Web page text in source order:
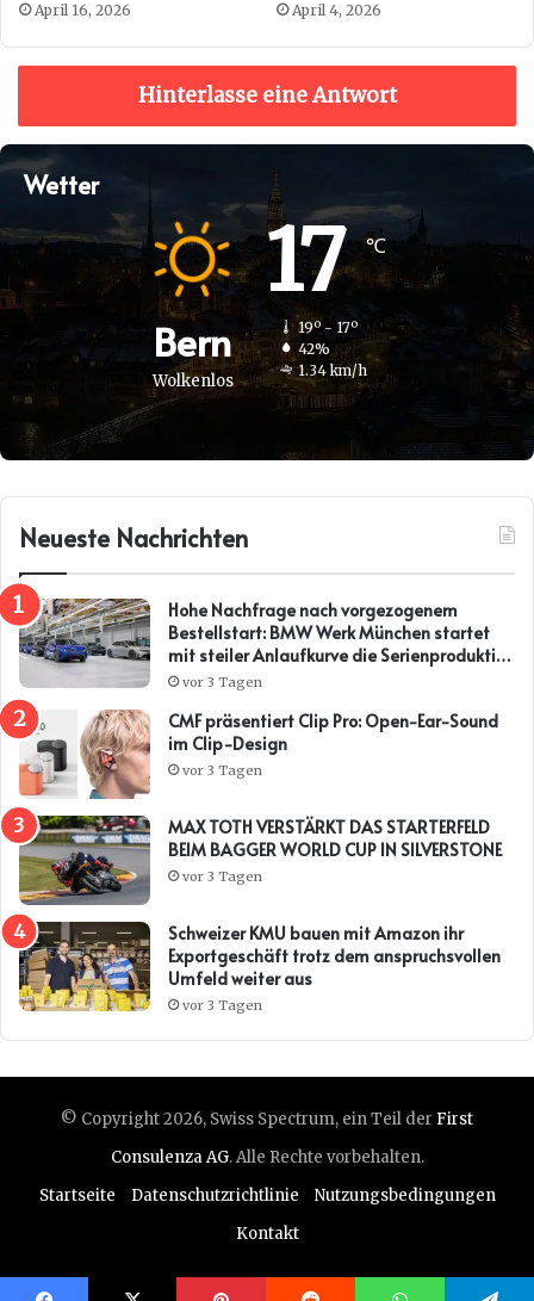
April 16, 2026 April 4, 2026
Hinterlasse eine Antwort
Wetter
Bern
Wolkenlos
17℃
19º - 17º
42%
1.34 km/h
Neueste Nachrichten
Hohe Nachfrage nach vorgezogenem
Bestellstart: BMW Werk München startet
mit steiler Anlaufkurve die Serienproduktion
des BMW i3*
vor 3 Tagen
CMF präsentiert Clip Pro: Open-Ear-Sound
im Clip-Design
vor 3 Tagen
MAX TOTH VERSTÄRKT DAS STARTERFELD
BEIM BAGGER WORLD CUP IN SILVERSTONE
vor 3 Tagen
Schweizer KMU bauen mit Amazon ihr
Exportgeschäft trotz dem anspruchsvollen
Umfeld weiter aus
vor 3 Tagen
© Copyright 2026, Swiss Spectrum, ein Teil der First
Consulenza AG. Alle Rechte vorbehalten.
Startseite
Datenschutzrichtlinie
Nutzungsbedingungen
Kontakt